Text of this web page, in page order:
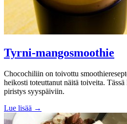
Tyrni-mangosmoothie
Chocochiliin on toivottu
heikosti toteuttanut näitä toiveita.
piristys syyspäiviin.
Lue lisää →